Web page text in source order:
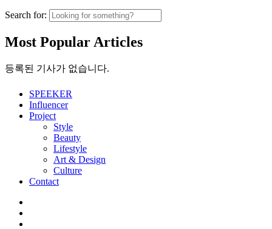
Search for:
Most Popular Articles
등록된 기사가 없습니다.
SPEEKER
Influencer
Project
Style
Beauty
Lifestyle
Art & Design
Culture
Contact